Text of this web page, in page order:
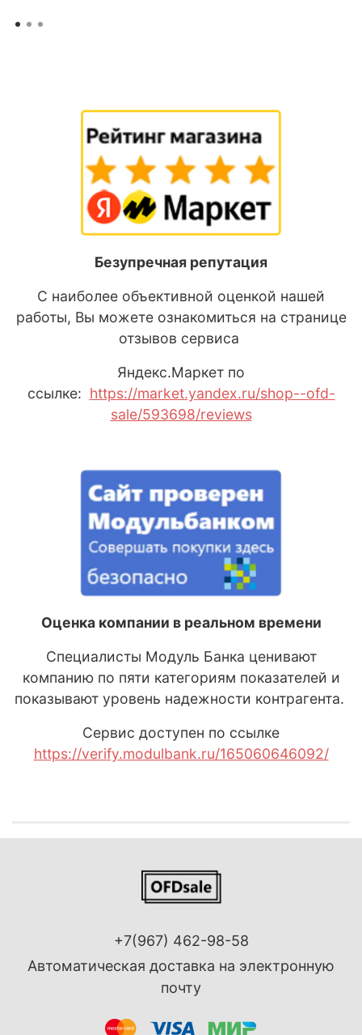
Безупречная репутация
С наиболее объективной оценкой нашей
работы, Вы можете ознакомиться на странице
отзывов сервиса
Яндекс.Маркет по
ссылке: https://market.yandex.ru/shop--ofd-
sale/593698/reviews
Оценка компании в реальном времени
Специалисты Модуль Банка ценивают
компанию по пяти категориям показателей и
показывают уровень надежности контрагента.
Сервис доступен по ссылке
https://verify.modulbank.ru/165060646092/
+7(967) 462-98-58
Автоматическая доставка на электронную
почту